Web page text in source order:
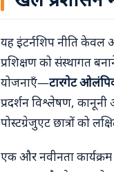
यह इंटर्नशिप नीति केवल
प्रशिक्षण को संस्थागत
योजनाएँ—टारगेट
प्रदर्शन विश्लेषण,
पोस्टग्रेजुएट छात्रों को
एक और नवीनता